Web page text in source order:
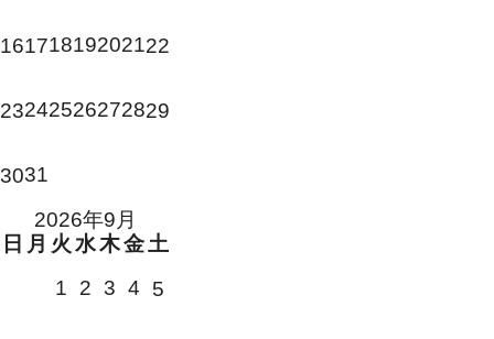
16171819202122
23242526272829
3031
2026年9月
日 月 火 水木金土
1
2 3 4 5